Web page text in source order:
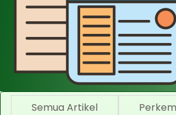
Semua Artikel